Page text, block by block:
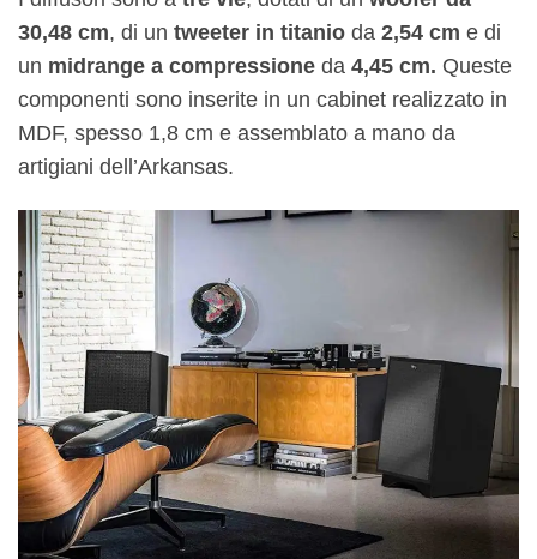
30,48 cm, di un tweeter in titanio da 2,54 cm e di
un midrange a compressione da 4,45 cm. Queste
componenti sono inserite in un cabinet realizzato in
MDF, spesso 1,8 cm e assemblato a mano da
artigiani dell’Arkansas.